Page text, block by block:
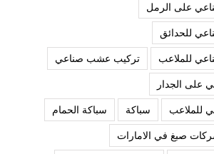
على الرمل
للحدائق
للملاعب
تركيب عشب صناعي
الجدار
للملاعب
سباكة
سباكة الحمام
صبغ في الامارات